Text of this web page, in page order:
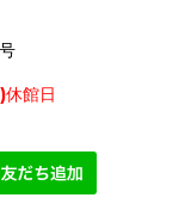
館日